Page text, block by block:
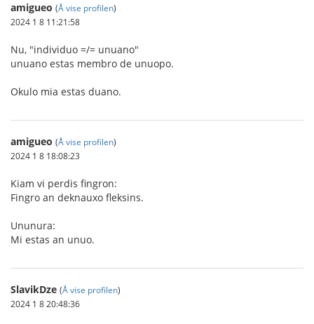
amigueo (Å vise profilen)
2024 1 8 11:21:58
Nu, "individuo =/= unuano"
unuano estas membro de unuopo.
Okulo mia estas duano.
amigueo (Å vise profilen)
2024 1 8 18:08:23
Kiam vi perdis fingron:
Fingro an deknauxo fleksins.
Ununura:
Mi estas an unuo.
SlavikDze (Å vise profilen)
2024 1 8 20:48:36